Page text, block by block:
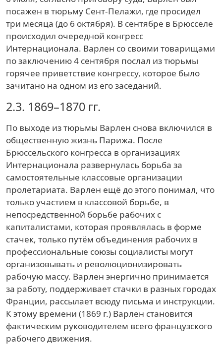
посажен в тюрьму Сент-Пелажи, где просидел
три месяца (до 6 октября). В сентябре в Брюсселе
происходил очередной конгресс
Интернационала. Варлен со своими товарищами
по заключению 4 сентября послал из тюрьмы
горячее приветствие конгрессу, которое было
зачитано на одном из его заседаний.
2.3. 1869–1870 гг.
По выходе из тюрьмы Варлен снова включился в
общественную жизнь Парижа. После
Брюссельского конгресса в организациях
Интернационала развернулась борьба за
самостоятельные классовые организации
пролетариата. Варлен ещё до этого понимал, что
только участием в классовой борьбе, в
непосредственной борьбе рабочих с
капиталистами, которая проявлялась в форме
стачек, только путём объединения рабочих в
профессиональные союзы социалисты могут
организовывать и революционизировать
рабочую массу. Варлен энергично принимается
за работу, поддерживает стачки в разных городах
Франции, рассылает всюду письма и инструкции.
К этому времени (1869 г.) Варлен становится
фактическим руководителем всего французского
рабочего движения.